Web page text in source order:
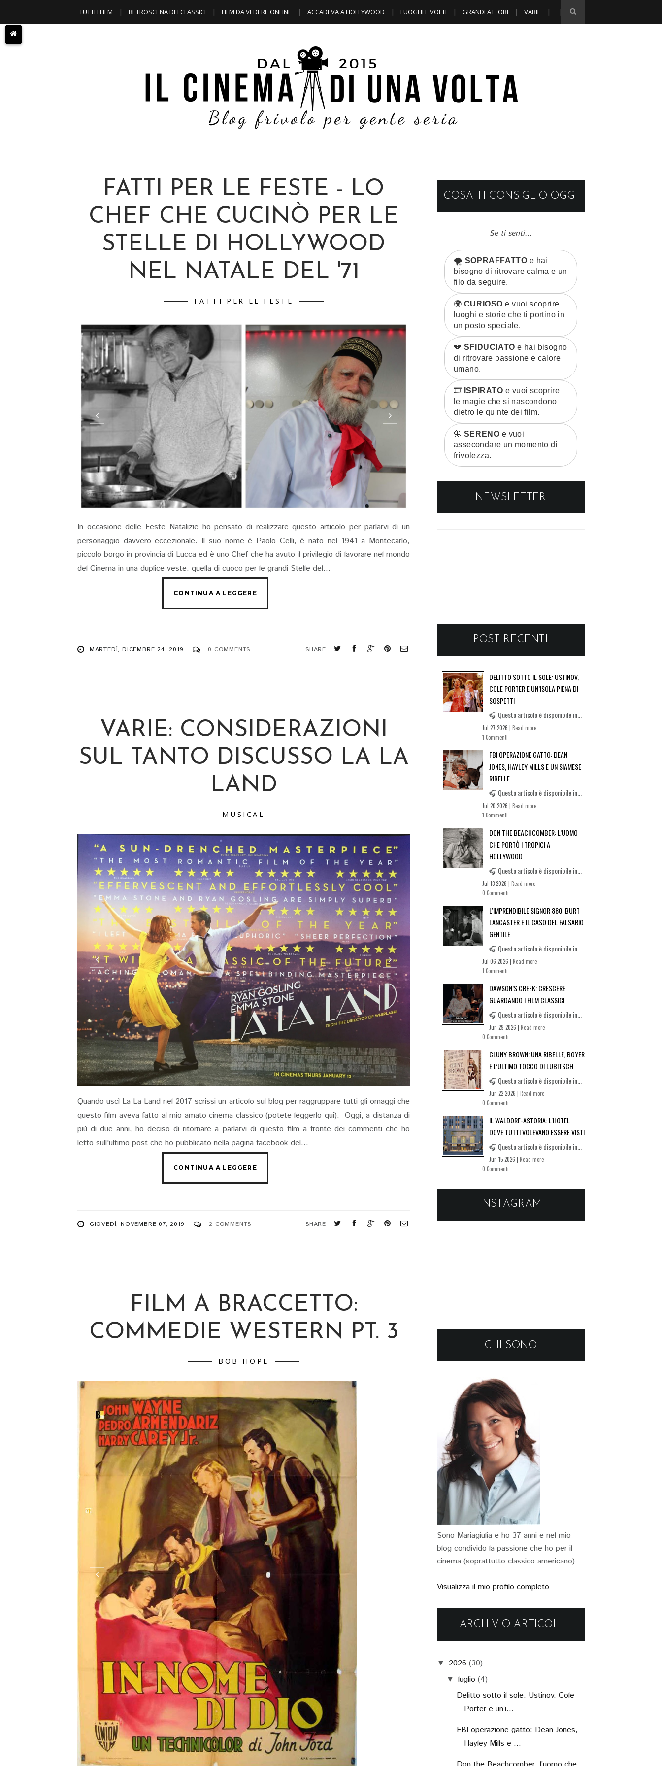
TUTTI I FILM RETROSCENA DEI CLASSICI FILM DA VEDERE ONLINE ACCADEVA A HOLLYWOOD LUOGHI E VOLTI GRANDI ATTORI VARIE
FATTI PER LE FESTE - LO
CHEF CHE CUCINÒ PER LE
STELLE DI HOLLYWOOD
NEL NATALE DEL '71
FATTI PER LE FESTE
In occasione delle Feste Natalizie ho pensato di realizzare questo articolo per parlarvi di un
personaggio davvero eccezionale. Il suo nome è Paolo Celli, è nato nel 1941 a Montecarlo,
piccolo borgo in provincia di Lucca ed è uno Chef che ha avuto il privilegio di lavorare nel mondo
del Cinema in una duplice veste: quella di cuoco per le grandi Stelle del...
MARTEDÌ, DICEMBRE 24, 2019 0 COMMENTS SHARE
VARIE: CONSIDERAZIONI
SUL TANTO DISCUSSO LA LA
LAND
MUSICAL
Quando uscì La La Land nel 2017 scrissi un articolo sul blog per raggruppare tutti gli omaggi che
questo film aveva fatto al mio amato cinema classico (potete leggerlo qui). Oggi, a distanza di
più di due anni, ho deciso di ritornare a parlarvi di questo film a fronte dei commenti che ho
letto sull'ultimo post che ho pubblicato nella pagina facebook del...
GIOVEDÌ, NOVEMBRE 07, 2019 2 COMMENTS SHARE
FILM A BRACCETTO:
COMMEDIE WESTERN PT. 3
BOB HOPE
COSA TI CONSIGLIO OGGI
Se ti senti...
🌪️ SOPRAFFATTO e hai
bisogno di ritrovare calma e un
filo da seguire.
🌍 CURIOSO e vuoi scoprire
luoghi e storie che ti portino in
un posto speciale.
💔 SFIDUCIATO e hai bisogno
di ritrovare passione e calore
umano.
🎞️ ISPIRATO e vuoi scoprire
le magie che si nascondono
dietro le quinte dei film.
🦋 SERENO e vuoi
assecondare un momento di
frivolezza.
NEWSLETTER
POST RECENTI
DELITTO SOTTO IL SOLE: USTINOV,
COLE PORTER E UN’ISOLA PIENA DI
SOSPETTI
🎧 Questo articolo è disponibile in...
Jul 27 2026 | Read more
1 Commenti
FBI OPERAZIONE GATTO: DEAN
JONES, HAYLEY MILLS E UN SIAMESE
RIBELLE
🎧 Questo articolo è disponibile in...
Jul 20 2026 | Read more
1 Commenti
DON THE BEACHCOMBER: L’UOMO
CHE PORTÒ I TROPICI A
HOLLYWOOD
🎧 Questo articolo è disponibile in...
Jul 13 2026 | Read more
0 Commenti
L’IMPRENDIBILE SIGNOR 880: BURT
LANCASTER E IL CASO DEL FALSARIO
GENTILE
🎧 Questo articolo è disponibile in...
Jul 06 2026 | Read more
1 Commenti
DAWSON’S CREEK: CRESCERE
GUARDANDO I FILM CLASSICI
🎧 Questo articolo è disponibile in...
Jun 29 2026 | Read more
0 Commenti
CLUNY BROWN: UNA RIBELLE, BOYER
E L’ULTIMO TOCCO DI LUBITSCH
🎧 Questo articolo è disponibile in...
Jun 22 2026 | Read more
0 Commenti
IL WALDORF-ASTORIA: L'HOTEL
DOVE TUTTI VOLEVANO ESSERE VISTI
🎧 Questo articolo è disponibile in...
Jun 15 2026 | Read more
0 Commenti
INSTAGRAM
CHI SONO
Sono Mariagiulia e ho 37 anni e nel mio
blog condivido la passione che ho per il
cinema (soprattutto classico americano)
Visualizza il mio profilo completo
ARCHIVIO ARTICOLI
▼ 2026 (30)
▼ luglio (4)
Delitto sotto il sole: Ustinov, Cole
Porter e un’i...
FBI operazione gatto: Dean Jones,
Hayley Mills e ...